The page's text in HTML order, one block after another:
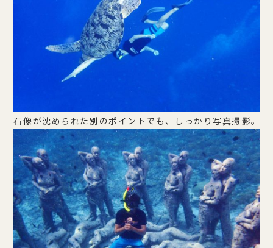
石像が沈められた別のポイントでも、しっかり写真撮影。